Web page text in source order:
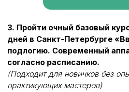
3. Пройти очный базовый
дней в Санкт-Петербурге
подлогию. Современный
согласно расписанию.
(Подходит для новичков без
практикующих мастеров)